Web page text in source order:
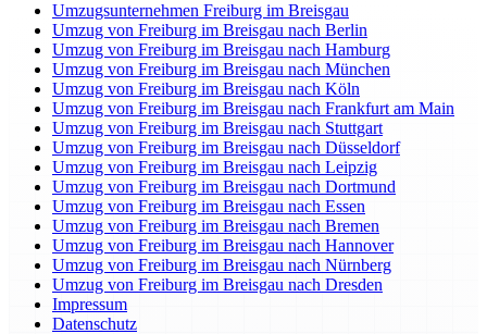
Umzugsunternehmen Freiburg im Breisgau
Umzug von Freiburg im Breisgau nach Berlin
Umzug von Freiburg im Breisgau nach Hamburg
Umzug von Freiburg im Breisgau nach München
Umzug von Freiburg im Breisgau nach Köln
Umzug von Freiburg im Breisgau nach Frankfurt am Main
Umzug von Freiburg im Breisgau nach Stuttgart
Umzug von Freiburg im Breisgau nach Düsseldorf
Umzug von Freiburg im Breisgau nach Leipzig
Umzug von Freiburg im Breisgau nach Dortmund
Umzug von Freiburg im Breisgau nach Essen
Umzug von Freiburg im Breisgau nach Bremen
Umzug von Freiburg im Breisgau nach Hannover
Umzug von Freiburg im Breisgau nach Nürnberg
Umzug von Freiburg im Breisgau nach Dresden
Impressum
Datenschutz